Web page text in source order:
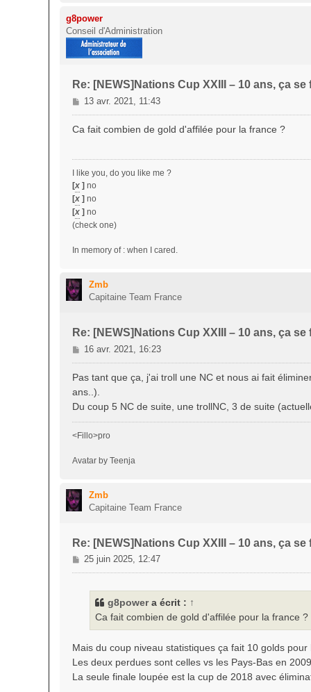
g8power
Conseil d'Administration
Re: [NEWS]Nations Cup XXIII – 10 ans, ça se
M
e
g
e
13 avr. 2021, 11:43
Ca fait combien de gold d'affilée pour la france ?
I like you, do you like me ?
[x ] no
[x ] no
[x ] no
(check one)
In memory of : when I cared.
Zmb
Capitaine Team France
Re: [NEWS]Nations Cup XXIII – 10 ans, ça se
M
e
a
g
e
16 avr. 2021, 16:23
Pas tant que ça, j'ai troll une NC et nous ai fait
ans..).
Du coup 5 NC de suite, une trollNC, 3 de suite
<Fillo>pro
Avatar by Teenja
Zmb
Capitaine Team France
Re: [NEWS]Nations Cup XXIII – 10 ans, ça se
M
e
25 juin 2025, 12:47
g8powera écrit : ↑
Ca fait combien de gold d'affilée pour la france ?
Mais du coup niveau statistiques ça fait 10 golds
Les deux perdues sont celles vs les Pays-Bas en
La seule finale loupée est la cup de 2018 avec